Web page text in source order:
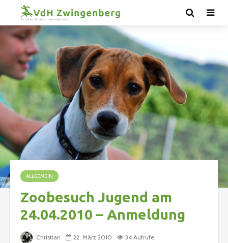
ALLGEMEIN
Zoobesuch Jugend am
24.04.2010 – Anmeldung
Christian 22. März 2010 34 Aufrufe